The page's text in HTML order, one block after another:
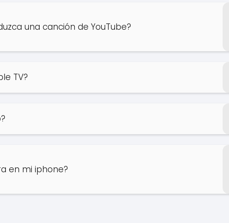
una canción de YouTube?
TV?
en mi iphone?